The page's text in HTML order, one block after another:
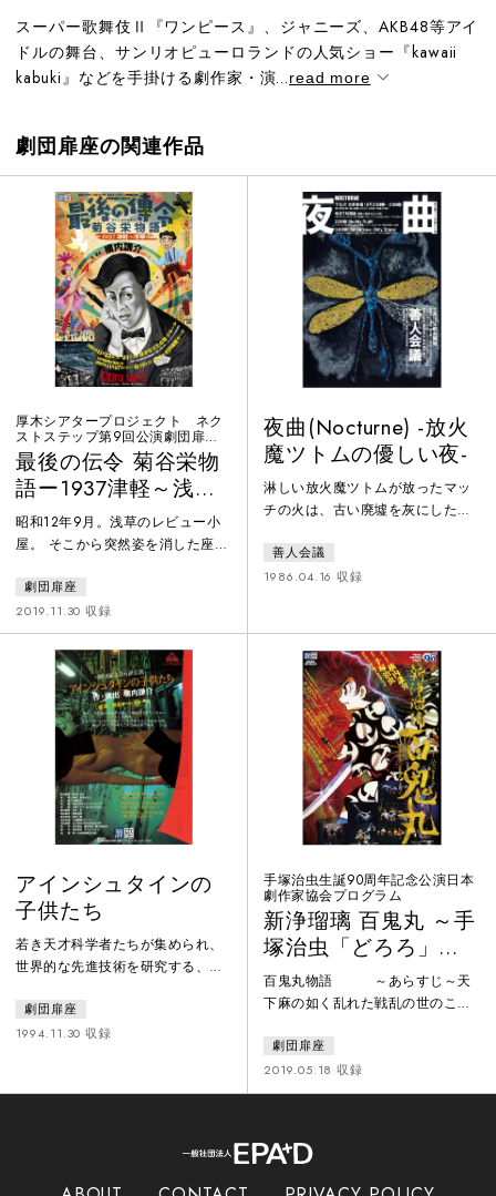
スーパー歌舞伎Ⅱ『ワンピース』、ジャニーズ、AKB48等アイ
ドルの舞台、サンリオピューロランドの人気ショー『kawaii
kabuki』などを手掛ける劇作家・演...read more
劇団扉座の関連作品
厚木シアタープロジェクト ネク
ストステップ第9回公演劇団扉座
第65回公演
最後の伝令 菊谷栄物
語ー1937津軽～浅草
ー
昭和12年9月。浅草のレビュー小
屋。 そこから突然姿を消した座付
いま、青森から満洲へ出兵しよう
としていた。座員たちの最後のメ
ッセージを届けようと、北乃祭
（横山結衣）は故郷・青森へと向
かう。祭が届ける、その伝令とは
――？
劇団扉座
2019.11.30 収録
夜曲(Nocturne) -放火
魔ツトムの優しい夜-
淋しい放火魔ツトムが放ったマッ
チの火は、古い廃墟を灰にしただ
た古い物語を甦らせた。ツトムを
巻き込んで、ロマンと愛憎のドラ
善人会議
1986.04.16 収録
アインシュタインの
子供たち
若き天才科学者たちが集められ、
世界的な先進技術を研究する、と
科学者たちは今、ヒト型のロボッ
トを製造するというテーマに没頭
リカの国防省に売られていたのだ
ラフティ。稽古場でのエチュード
劇団扉座
1994.11.30 収録
手塚治虫生誕90周年記念公演日本
劇作家協会プログラム
新浄瑠璃 百鬼丸 ～手
塚治虫「どろろ」よ
り～
百鬼丸物語 ～あらすじ～天
下麻の如く乱れた戦乱の世のこ
んだタライの中に美しい刀を見つ
ける。タライの中、もうひとつの
包みには、のっぺら坊の赤子が入
で語りかけてくるという「声」、
劇団扉座
2019.05.18 収録